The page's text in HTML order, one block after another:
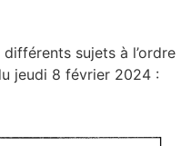
sujets à l’ordre
jeudi 8 février 2024 :